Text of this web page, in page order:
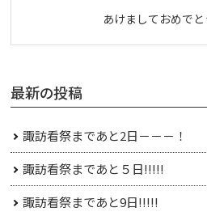
あけましておめで
最新の投稿
諏訪看祭まであと2日－－－！
諏訪看祭まであと５日!!!!!
諏訪看祭まであと9日!!!!!